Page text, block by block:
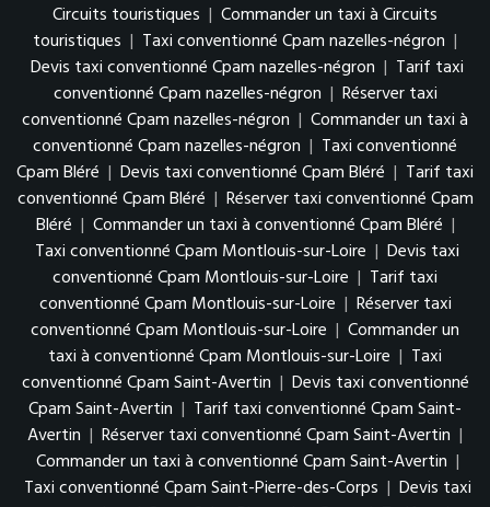
Circuits touristiques | Commander un taxi à Circuits
touristiques | Taxi conventionné Cpam nazelles-négron |
Devis taxi conventionné Cpam nazelles-négron | Tarif taxi
conventionné Cpam nazelles-négron | Réserver taxi
conventionné Cpam nazelles-négron | Commander un taxi à
conventionné Cpam nazelles-négron | Taxi conventionné
Cpam Bléré | Devis taxi conventionné Cpam Bléré | Tarif taxi
conventionné Cpam Bléré | Réserver taxi conventionné Cpam
Bléré | Commander un taxi à conventionné Cpam Bléré |
Taxi conventionné Cpam Montlouis-sur-Loire | Devis taxi
conventionné Cpam Montlouis-sur-Loire | Tarif taxi
conventionné Cpam Montlouis-sur-Loire | Réserver taxi
conventionné Cpam Montlouis-sur-Loire | Commander un
taxi à conventionné Cpam Montlouis-sur-Loire | Taxi
conventionné Cpam Saint-Avertin | Devis taxi conventionné
Cpam Saint-Avertin | Tarif taxi conventionné Cpam Saint-
Avertin | Réserver taxi conventionné Cpam Saint-Avertin |
Commander un taxi à conventionné Cpam Saint-Avertin |
Taxi conventionné Cpam Saint-Pierre-des-Corps | Devis taxi